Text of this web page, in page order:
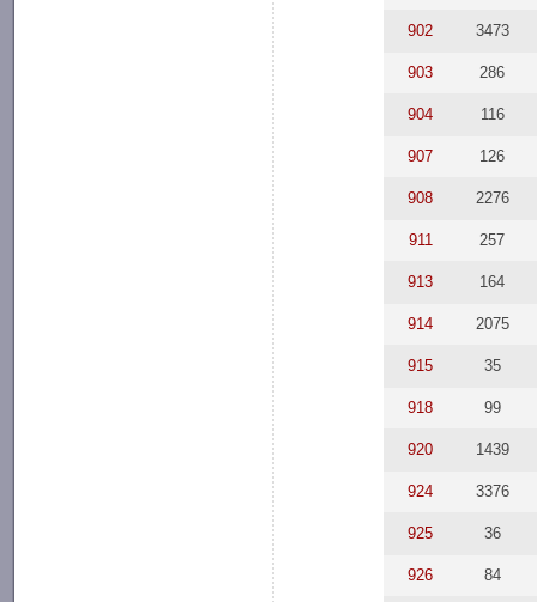
902 3473
903 286
904 116
907 126
908 2276
911 257
913 164
914 2075
915 35
918 99
920 1439
924 3376
925 36
926 84